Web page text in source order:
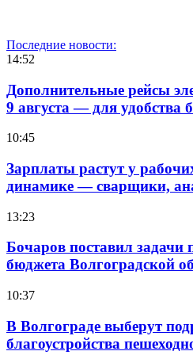
Последние новости:
14:52
Дополнительные рейсы
9 августа — для удобства
10:45
Зарплаты растут у
динамике — сварщики,
13:23
Бочаров поставил
бюджета Волгоградской
10:37
В Волгограде выберут
благоустройства